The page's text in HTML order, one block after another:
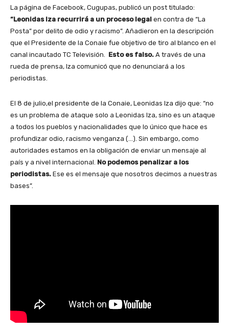
La página de Facebook, Cugupas, publicó un post titulado:
“Leonidas Iza recurrirá a un proceso legal en contra de “La
Posta” por delito de odio y racismo”. Añadieron en la descripción
que el Presidente de la Conaie fue objetivo de tiro al blanco en el
canal incautado TC Televisión. Esto es falso. A través de una
rueda de prensa, Iza comunicó que no denunciará a los
periodistas.
El 8 de julio,el presidente de la Conaie, Leonidas Iza dijo que: “no
es un problema de ataque solo a Leonidas Iza, sino es un ataque
a todos los pueblos y nacionalidades que lo único que hace es
profundizar odio, racismo venganza (…). Sin embargo, como
autoridades estamos en la obligación de enviar un mensaje al
país y a nivel internacional. No podemos penalizar a los
periodistas. Ese es el mensaje que nosotros decimos a nuestras
bases”.